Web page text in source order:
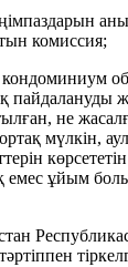
комиссия;
пайдалануды
не
мүлкін,
емес ұйым